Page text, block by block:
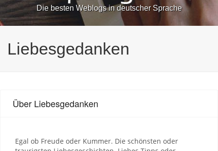
Die besten Weblogs in deutscher Sprache
Liebesgedanken
Über Liebesgedanken
Egal ob Freude oder Kummer. Die schönsten oder